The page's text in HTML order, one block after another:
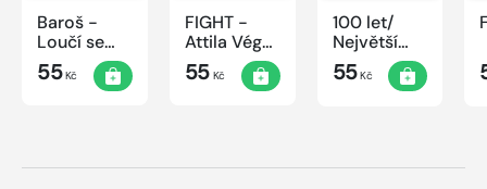
Baroš -
Loučí se
dravec
55Kč
FIGHT -
Attila Végh
vs. Karlos
Vémola
55Kč
100 let/
Největší
okamžiky
českého
55Kč